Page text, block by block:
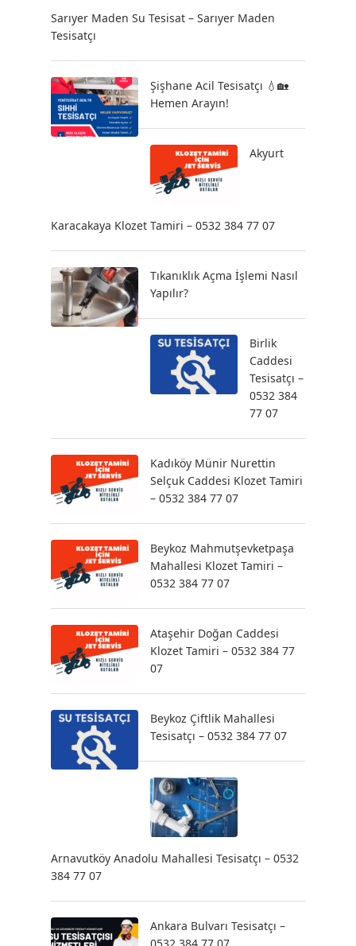
Sarıyer Maden Su Tesisat – Sarıyer Maden
Tesisatçı
Şişhane Acil Tesisatçı 💧🏡
Hemen Arayın!
Akyurt
Karacakaya Klozet Tamiri – 0532 384 77 07
Tıkanıklık Açma İşlemi Nasıl
Yapılır?
Birlik
Caddesi
Tesisatçı –
0532 384
77 07
Kadıköy Münir Nurettin
Selçuk Caddesi Klozet Tamiri
– 0532 384 77 07
Beykoz Mahmutşevketpaşa
Mahallesi Klozet Tamiri –
0532 384 77 07
Ataşehir Doğan Caddesi
Klozet Tamiri – 0532 384 77
07
Beykoz Çiftlik Mahallesi
Tesisatçı – 0532 384 77 07
Arnavutköy Anadolu Mahallesi Tesisatçı – 0532
384 77 07
Ankara Bulvarı Tesisatçı –